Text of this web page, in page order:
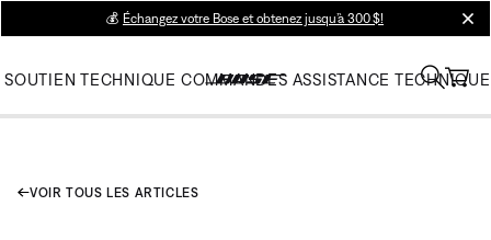
💰 Échangez votre Bose et obtenez jusqu’à 300 $!
SOUTIEN TECHNIQUE COMMANDES ASSISTANCE TECHNIQUE
VOIR TOUS LES ARTICLES